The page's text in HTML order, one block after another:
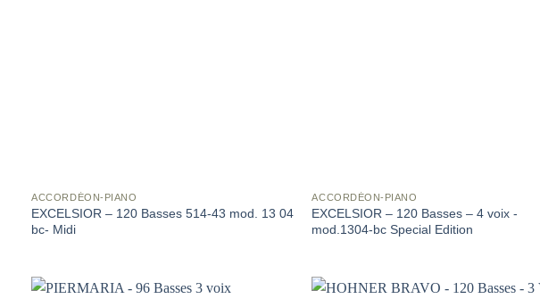
ACCORDÉON-PIANO
EXCELSIOR – 120 Basses 514-43 mod. 13 04
bc- Midi
ACCORDÉON-PIANO
EXCELSIOR – 120 Basses – 4 voix -
mod.1304-bc Special Edition